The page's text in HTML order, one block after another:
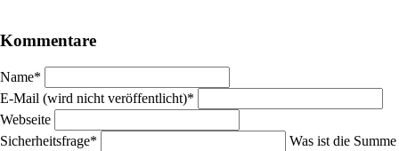
Kommentare
Pflichtfeld
Name*
Pflichtfeld
E-Mail (wird nicht veröffentlicht)*
Webseite
Pflichtfeld
Sicherheitsfrage*
Was ist die Summe